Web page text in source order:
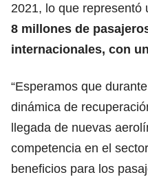
2021, lo que representó
8 millones de
internacionales, con
“Esperamos que
dinámica de
llegada de nuevas
competencia en el
beneficios para los